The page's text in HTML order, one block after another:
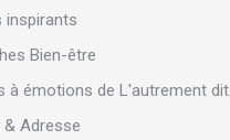
inspirants
Bien-être
à émotions de L'autrement dit
& Adresse